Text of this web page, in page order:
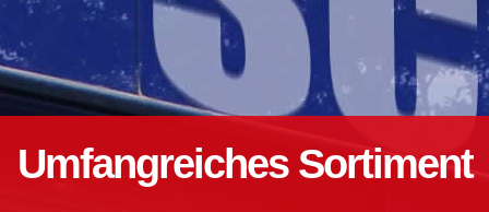
Umfangreiches Sortiment